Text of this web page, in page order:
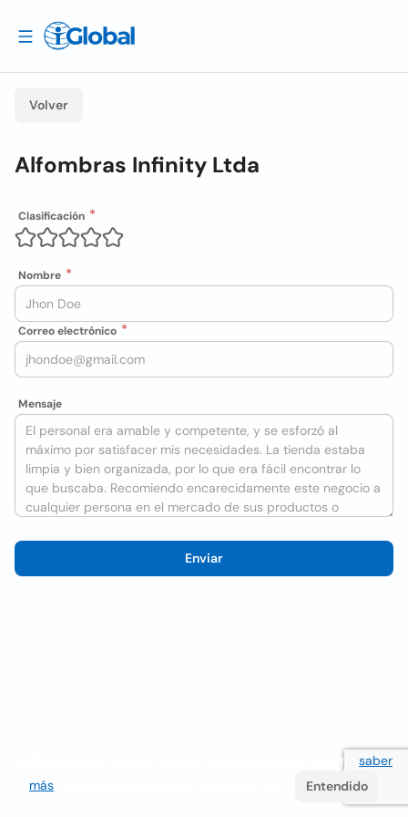
Volver
Alfombras Infinity Ltda
Clasificación
Nombre
Correo electrónico
Mensaje
Enviar
Utilizamos cookies para mejorar la experiencia del usuario saber
más
Entendido